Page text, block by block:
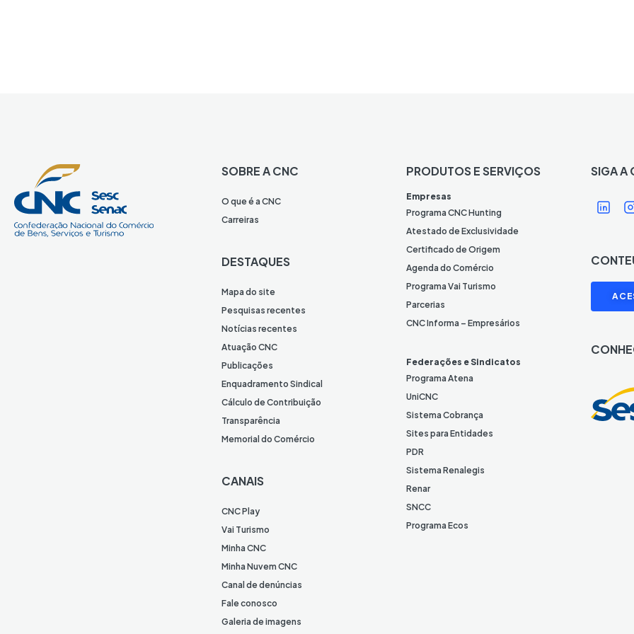
SOBRE A CNC
O que é a CNC
Carreiras
DESTAQUES
Mapa do site
Pesquisas recentes
Notícias recentes
Atuação CNC
Publicações
Enquadramento Sindical
Cálculo de Contribuição
Transparência
Memorial do Comércio
CANAIS
CNC Play
Vai Turismo
Minha CNC
Minha Nuvem CNC
Canal de denúncias
Fale conosco
Galeria de imagens
PRODUTOS E SERVIÇOS
Empresas
Programa CNC Hunting
Atestado de Exclusividade
Certificado de Origem
Agenda do Comércio
Programa Vai Turismo
Parcerias
CNC Informa – Empresários
Federações e Sindicatos
Programa Atena
UniCNC
Sistema Cobrança
Sites para Entidades
PDR
Sistema Renalegis
Renar
SNCC
Programa Ecos
SIGA A
Í
c
n
e
L
i
k
e
I
n
Í
I